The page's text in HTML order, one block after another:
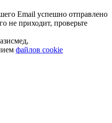
Email успешно отправлено
не приходит, проверьте
файлов cookie